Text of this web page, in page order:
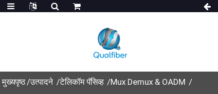
मुख्यपृष्ठ उत्पादने टेलिकॉम पॅसिव्ह
Mux Demux & OADM